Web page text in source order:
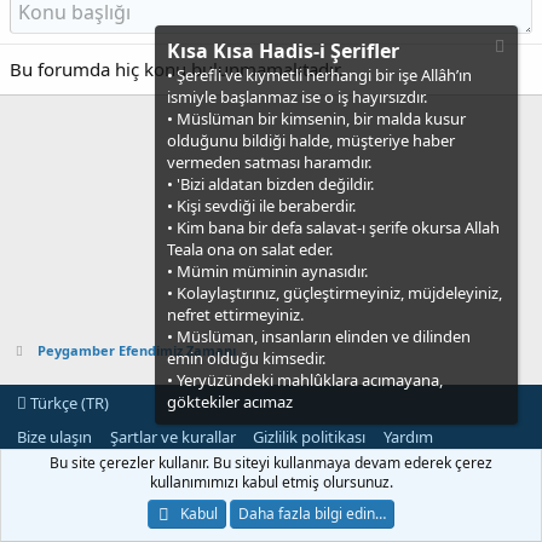
Bu forumda hiç konu bulunmamaktadır.
Peygamber Efendimiz Zamanı
Türkçe (TR)
Bize ulaşın
Şartlar ve kurallar Gizlilik politikası
Yardım
Ana sayfa
R
Community platform by XenForo ® © 2010-2021 XenForo Ltd.
[XGT] Forum statistics system- XenGenTr
Kısa Kısa Hadis-i Şerifler
• Şerefli ve kıymetli herhangi bir işe Allâh’ın
ismiyle başlanmaz ise o iş hayırsızdır.
• Müslüman bir kimsenin, bir malda kusur
olduğunu bildiği halde, müşteriye haber
vermeden satması haramdır.
• 'Bizi aldatan bizden değildir.
• Kişi sevdiği ile beraberdir.
• Kim bana bir defa salavat-ı şerife okursa Allah
Teala ona on salat eder.
• Mümin müminin aynasıdır.
• Kolaylaştırınız, güçleştirmeyiniz, müjdeleyiniz,
nefret ettirmeyiniz.
• Müslüman, insanların elinden ve dilinden
emin olduğu kimsedir.
• Yeryüzündeki mahlûklara acımayana,
göktekiler acımaz
Bu site çerezler kullanır. Bu siteyi kullanmaya devam ederek çerez
kullanımımızı kabul etmiş olursunuz.
Kabul
Daha fazla bilgi edin…